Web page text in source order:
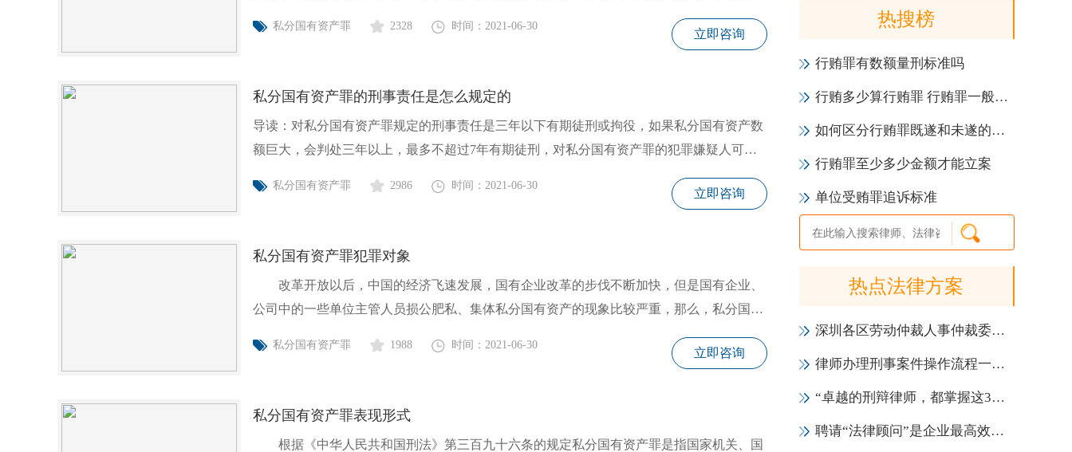
热搜榜
行贿罪有数额量刑标准吗
行贿多少算行贿罪 行贿罪一般怎么样判刑
如何区分行贿罪既遂和未遂的标准
行贿罪至少多少金额才能立案
单位受贿罪追诉标准
热点法律方案
深圳各区劳动仲裁人事仲裁委员会一览表（地址+电话）
律师办理刑事案件操作流程一览表（2021年版）
“卓越的刑辩律师，都掌握这3大会见技巧！”
聘请“法律顾问”是企业最高效的投资，6大作用实力证明！
私分国有资产罪 2328 时间：2021-06-30
立即咨询
私分国有资产罪的刑事责任是怎么规定的
导读：对私分国有资产罪规定的刑事责任是三年以下有期徒刑或拘役，如果私分国有资产数
额巨大，会判处三年以上，最多不超过7年有期徒刑，对私分国有资产罪的犯罪嫌疑人可以
私分国有资产罪 2986 时间：2021-06-30
立即咨询
私分国有资产罪犯罪对象
改革开放以后，中国的经济飞速发展，国有企业改革的步伐不断加快，但是国有企业、
公司中的一些单位主管人员损公肥私、集体私分国有资产的现象比较严重，那么，私分国有
私分国有资产罪 1988 时间：2021-06-30
立即咨询
私分国有资产罪表现形式
根据《中华人民共和国刑法》第三百九十六条的规定私分国有资产罪是指国家机关、国